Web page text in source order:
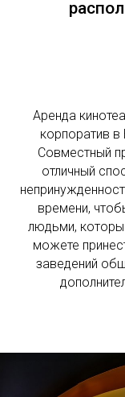
Аренда
корпоратив
Совместный
отличный
времени,
людьми,
можете
заведений